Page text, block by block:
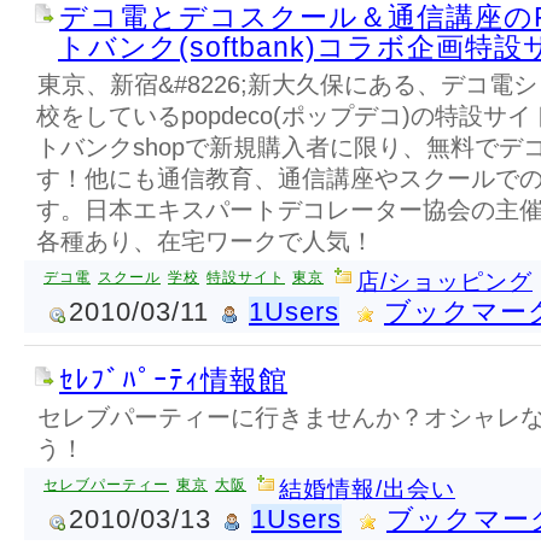
デコ電とデコスクール＆通信講座
トバンク(softbank)コラボ企画特設
東京、新宿&#8226;新大久保にある、デコ電
校をしているpopdeco(ポップデコ)の特設サ
トバンクshopで新規購入者に限り、無料でデ
す！他にも通信教育、通信講座やスクールで
す。日本エキスパートデコレーター協会の主
各種あり、在宅ワークで人気！
デコ電 スクール 学校 特設サイト 東京 店/ショッピング
2010/03/11 1Users ブックマー
ｾﾚﾌﾞﾊﾟｰﾃｨ情報館
セレブパーティーに行きませんか？オシャレ
う！
セレブパーティー 東京 大阪 結婚情報/出会い
2010/03/13 1Users ブックマー